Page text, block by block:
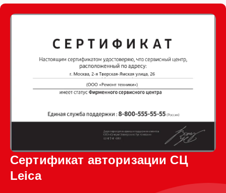
Сертификат авторизации СЦ
Leica